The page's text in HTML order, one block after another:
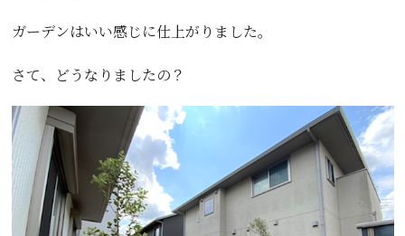
ガーデンはいい感じに仕上がりました。
さて、どうなりましたの？